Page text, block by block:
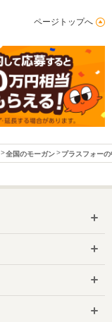
ページトップへ
全国のモーガン プラスフォー